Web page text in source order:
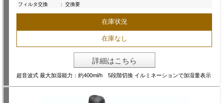
フィルタ交換 : 交換要
在庫状況
在庫なし
詳細はこちら
超音波式 最大加湿能力：約400ml/h 5段階切換 イルミネーションで加湿量表示